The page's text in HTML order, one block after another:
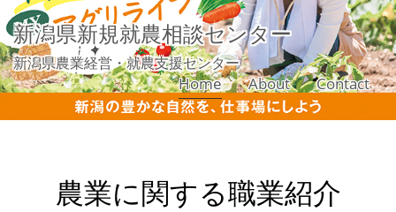
新潟県新規就農相談センター
新潟県農業経営・就農支援センター
Home About Contact
農業に関する職業紹介